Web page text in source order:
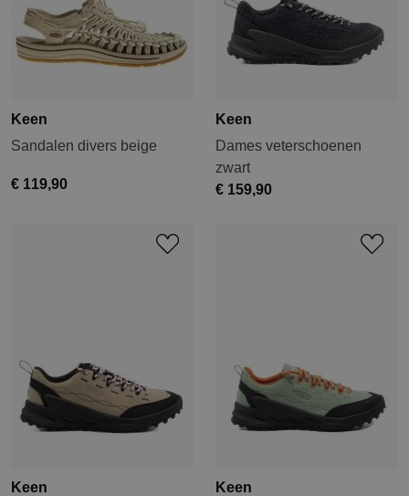
Keen
Sandalen divers beige
€ 119,90
Keen
Dames veterschoenen
zwart
€ 159,90
Keen
Keen